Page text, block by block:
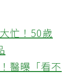
忙！50歲
醫曝「看不